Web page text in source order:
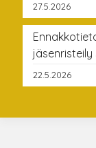
27.5.2026
jäsenristeily
22.5.2026